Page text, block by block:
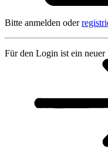
Bitte anmelden oder
Für den Login ist ein